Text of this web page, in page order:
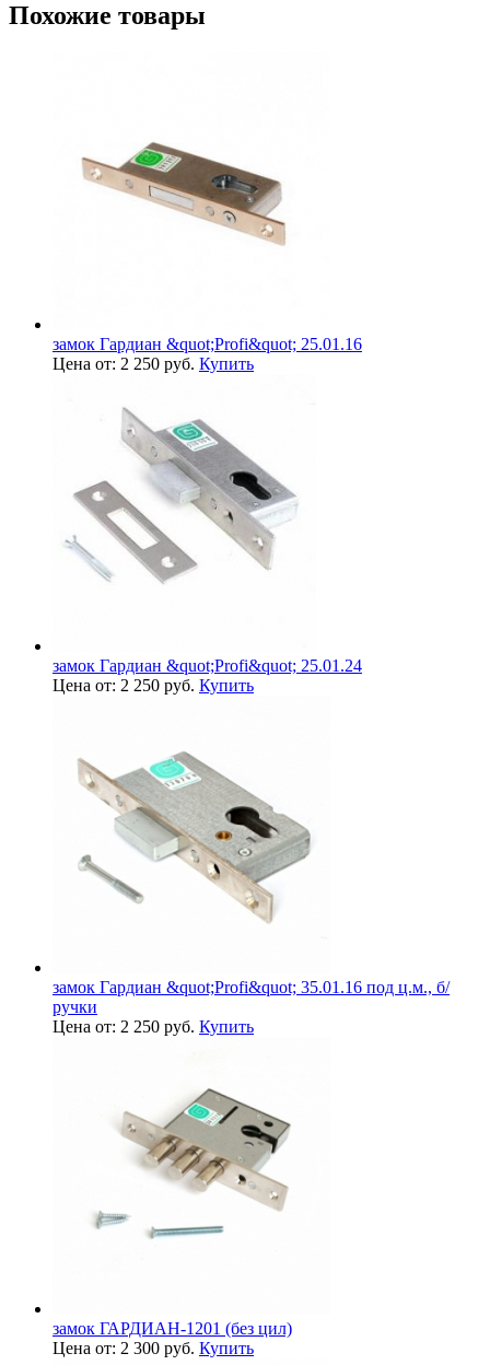
Похожие товары
замок Гардиан &quot;Profi&quot; 25.01.16
Цена от: 2 250 руб. Купить
замок Гардиан &quot;Profi&quot; 25.01.24
Цена от: 2 250 руб. Купить
замок Гардиан &quot;Profi&quot; 35.01.16 под ц.м., б/
ручки
Цена от: 2 250 руб. Купить
замок ГАРДИАН-1201 (без цил)
Цена от: 2 300 руб. Купить